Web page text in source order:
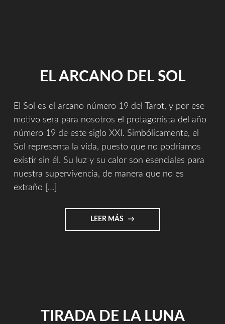
EL ARCANO DEL SOL
El Sol es el arcano número 19 del Tarot, y por ese
motivo sera para nosotros el protagonista del año
número 19 de este siglo XXI. Simbólicamente, el
Sol representa la vida, puesto que no podríamos
existir sin él. Su luz y su calor son esenciales para
nuestra supervivencia, de manera que no es
extraño […]
LEER MÁS "EL
ARCANO
TIRADA DE LA LUNA